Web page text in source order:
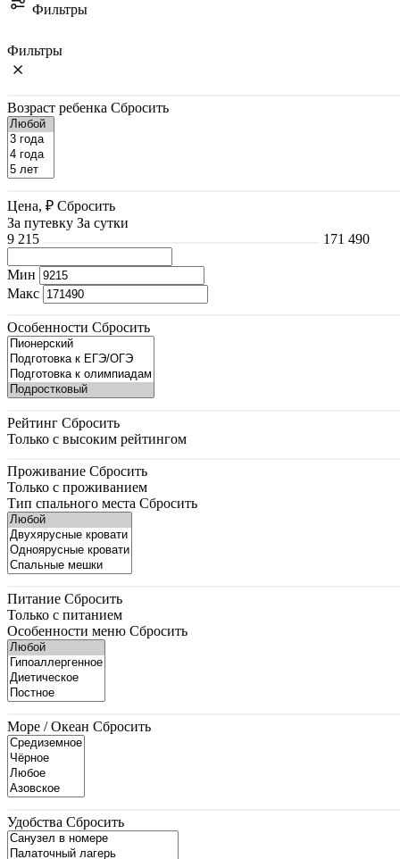
Фильтры
Фильтры
Возраст ребенка Сбросить
Цена, ₽ Сбросить
За путевку За сутки
9 215
171 490
Мин
Макс
Особенности Сбросить
Рейтинг Сбросить
Только с высоким рейтингом
Проживание Сбросить
Только с проживанием
Тип спального места Сбросить
Питание Сбросить
Только с питанием
Особенности меню Сбросить
Море / Океан Сбросить
Удобства Сбросить